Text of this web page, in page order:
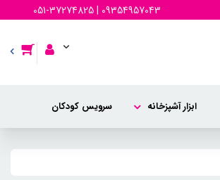
051-37274825 | 09354957043
ابزار آشپزخانه سرویس کودکان